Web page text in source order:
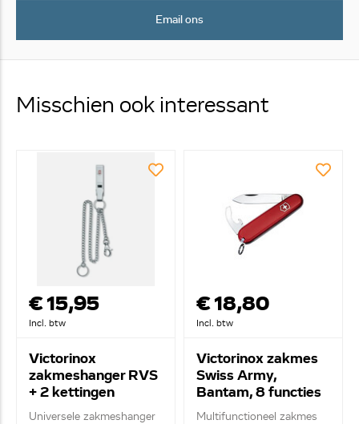
Email ons
Misschien ook interessant
€ 15,95
Incl. btw
Victorinox
zakmeshanger RVS
+ 2 kettingen
5V4.1860
Universele zakmeshanger
€ 18,80
Incl. btw
Victorinox zakmes
Swiss Army,
Bantam, 8 functies
0.2303.B1
Multifunctioneel zakmes